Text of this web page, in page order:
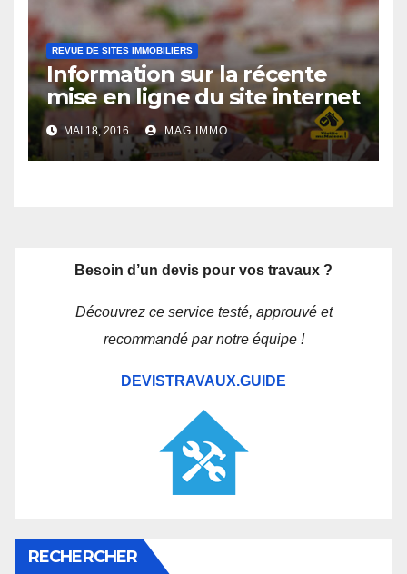
REVUE DE SITES IMMOBILIERS
Information sur la récente
mise en ligne du site internet
Verifiemamaison.com
MAI 18, 2016 MAG IMMO
Besoin d’un devis pour vos travaux ?
Découvrez ce service testé, approuvé et
recommandé par notre équipe !
DEVISTRAVAUX.GUIDE
RECHERCHER